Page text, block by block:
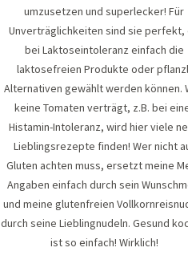
umzusetzen und superlecker! Für
Unverträglichkeiten sind sie perfekt,
bei Laktoseintoleranz einfach die
laktosefreien Produkte oder
Alternativen gewählt werden können.
keine Tomaten verträgt, z.B. bei
Histamin-Intoleranz, wird hier viele
Lieblingsrezepte finden! Wer nicht
Gluten achten muss, ersetzt meine
Angaben einfach durch sein
und meine glutenfreien
durch seine Lieblingnudeln. Gesund
ist so einfach! Wirklich!